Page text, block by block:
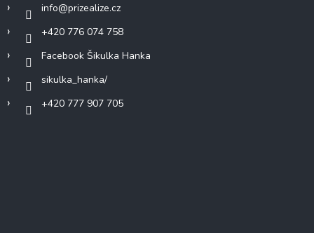
info@prizealize.cz
+420 776 074 758
Facebook Šikulka Hanka
sikulka_hanka/
+420 777 907 705